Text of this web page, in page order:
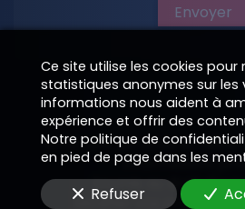
Envoyer
Structure générée et
—
Informations
—
Soumis au droit
Modifier vos
Ce site utilise les cookies pour
statistiques anonymes sur les
informations nous aident à
expérience et offrir des
Notre politique de
en pied de page dans les
Refuser